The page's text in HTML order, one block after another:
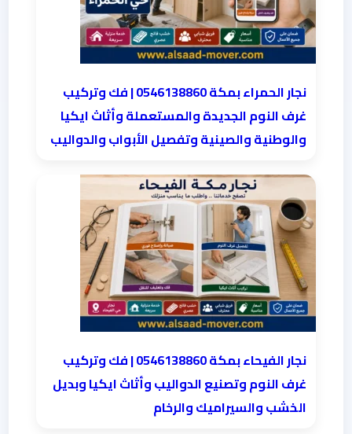
نجار الحمراء بمكة 0546138860⁩ | فك وتركيب
غرف النوم الجديدة والمستعملة وأثاث ايكيا
والوطنية والصينية وتفصيل الأبواب والدواليب
نجار الفيحاء بمكة 0546138860⁩ | فك وتركيب
غرف النوم وتصنيع الدواليب وأثاث ايكيا وبديل
الخشب والسيراميك والرخام